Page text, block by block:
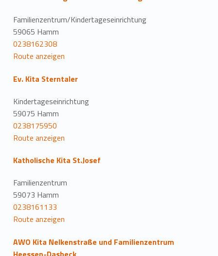
Familienzentrum/Kindertageseinrichtung
59065 Hamm
0238162308
Route anzeigen
Ev. Kita Sterntaler
Kindertageseinrichtung
59075 Hamm
0238175950
Route anzeigen
Katholische Kita St.Josef
Familienzentrum
59073 Hamm
0238161133
Route anzeigen
AWO Kita Nelkenstraße und Familienzentrum